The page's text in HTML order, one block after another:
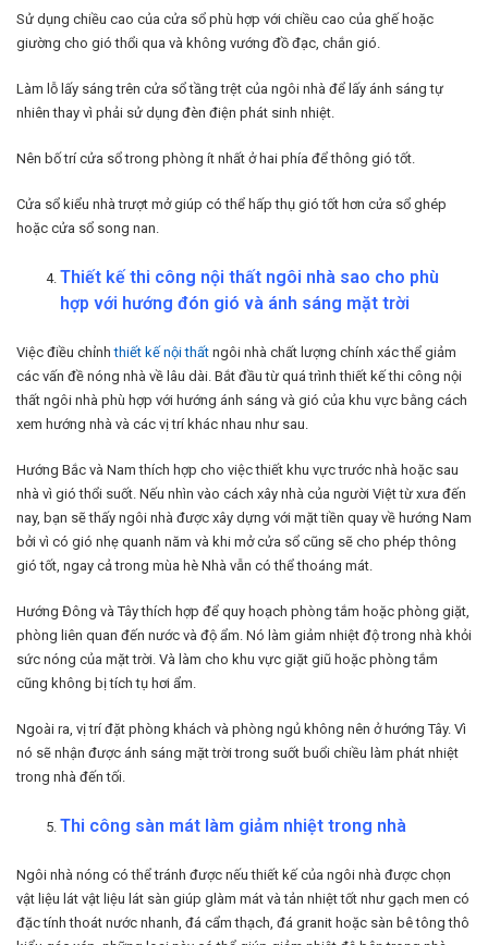
Sử dụng chiều cao của cửa sổ phù hợp với chiều cao của ghế hoặc
giường cho gió thổi qua và không vướng đồ đạc, chắn gió.
Làm lỗ lấy sáng trên cửa sổ tầng trệt của ngôi nhà để lấy ánh sáng tự
nhiên thay vì phải sử dụng đèn điện phát sinh nhiệt.
Nên bố trí cửa sổ trong phòng ít nhất ở hai phía để thông gió tốt.
Cửa sổ kiểu nhà trượt mở giúp có thể hấp thụ gió tốt hơn cửa sổ ghép
hoặc cửa sổ song nan.
Thiết kế thi công nội thất ngôi nhà sao cho phù
hợp với hướng đón gió và ánh sáng mặt trời
Việc điều chỉnhthiết kế nội thất ngôi nhà chất lượng chính xác thể giảm
các vấn đề nóng nhà về lâu dài. Bắt đầu từ quá trình thiết kế thi công nội
thất ngôi nhà phù hợp với hướng ánh sáng và gió của khu vực bằng cách
xem hướng nhà và các vị trí khác nhau như sau.
Hướng Bắc và Nam thích hợp cho việc thiết khu vực trước nhà hoặc sau
nhà vì gió thổi suốt. Nếu nhìn vào cách xây nhà của người Việt từ xưa đến
nay, bạn sẽ thấy ngôi nhà được xây dựng với mặt tiền quay về hướng Nam
bởi vì có gió nhẹ quanh năm và khi mở cửa sổ cũng sẽ cho phép thông
gió tốt, ngay cả trong mùa hè Nhà vẫn có thể thoáng mát.
Hướng Đông và Tây thích hợp để quy hoạch phòng tắm hoặc phòng giặt,
phòng liên quan đến nước và độ ẩm. Nó làm giảm nhiệt độ trong nhà khỏi
sức nóng của mặt trời. Và làm cho khu vực giặt giũ hoặc phòng tắm
cũng không bị tích tụ hơi ẩm.
Ngoài ra, vị trí đặt phòng khách và phòng ngủ không nên ở hướng Tây. Vì
nó sẽ nhận được ánh sáng mặt trời trong suốt buổi chiều làm phát nhiệt
trong nhà đến tối.
Thi công sàn mát làm giảm nhiệt trong nhà
Ngôi nhà nóng có thể tránh được nếu thiết kế của ngôi nhà được chọn
vật liệu lát vật liệu lát sàn giúp glàm mát và tản nhiệt tốt như gạch men có
đặc tính thoát nước nhanh, đá cẩm thạch, đá granit hoặc sàn bê tông thô